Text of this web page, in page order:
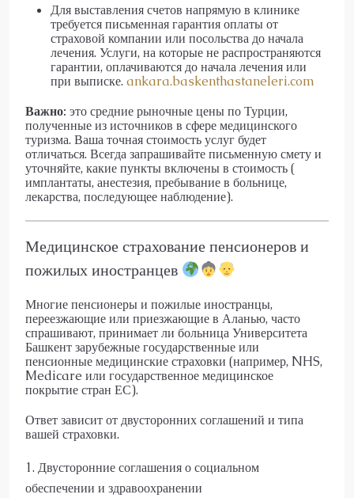
Для выставления счетов напрямую в клинике
требуется письменная гарантия оплаты от
страховой компании или посольства до начала
лечения. Услуги, на которые не распространяются
гарантии, оплачиваются до начала лечения или
при выписке. ankara.baskenthastaneleri.com
Важно: это средние рыночные цены по Турции,
полученные из источников в сфере медицинского
туризма. Ваша точная стоимость услуг будет
отличаться. Всегда запрашивайте письменную смету и
уточняйте, какие пункты включены в стоимость (
имплантаты, анестезия, пребывание в больнице,
лекарства, последующее наблюдение).
Медицинское страхование пенсионеров и
пожилых иностранцев
Многие пенсионеры и пожилые иностранцы,
переезжающие или приезжающие в Аланью, часто
спрашивают, принимает ли больница Университета
Башкент зарубежные государственные или
пенсионные медицинские страховки (например, NHS,
Medicare или государственное медицинское
покрытие стран ЕС).
Ответ зависит от двусторонних соглашений и типа
вашей страховки.
1. Двусторонние соглашения о социальном
обеспечении и здравоохранении